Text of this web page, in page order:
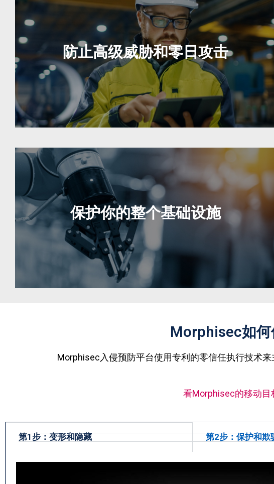
防止高级威胁和零日攻击
在它们执行之前，自然地防止所有零日、基于内存的高级
威胁、恶意文件和基于浏览器的攻击。
保护你的整个基础设施
在虚拟、物理或混合IT环境中发挥作用，不需要互联网连
Morphisec如
Morphisec入侵预防平台使用专利的零信任执行技术
看Morphisec的移动目
第1步：变形和隐藏 第2步：保护和欺